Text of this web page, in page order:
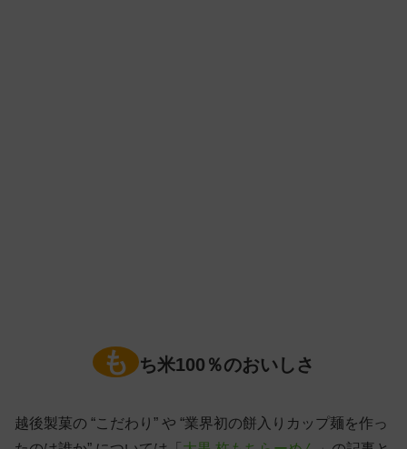
も ち米100％のおいしさ
越後製菓の “こだわり” や “業界初の餅入りカップ麺を作っ